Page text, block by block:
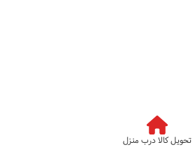
تحویل کالا درب منزل